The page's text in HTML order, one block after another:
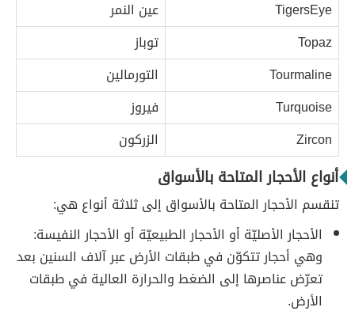
TigersEye
عين النمر
Topaz
توباز
Tourmaline
التورمالين
Turquoise
فيروز
Zircon
الزركون
أنواع الأحجار المتاحة بالأسواق
تنقسم الأحجار المتاحة بالأسواق إلى ثلاثة أنواع هي:
الأحجار الأصليّة أو الأحجار الطبيعيّة أو الأحجار النفيسة:
وهي أحجار تتكوّن في طبقات الأرض عبر آلاف السنين بعد
تعرّض عناصرها إلى الضغط والحرارة العالية في طبقات
الأرض.